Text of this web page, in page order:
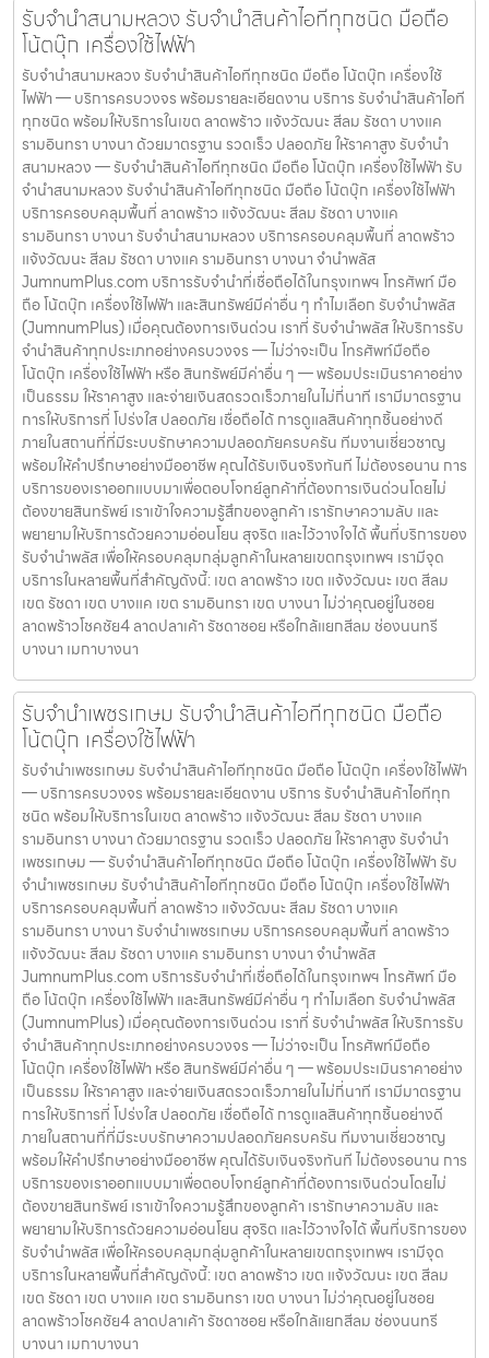
รับจำนำสนามหลวง รับจำนำสินค้าไอทีทุกชนิด มือถือ
โน้ตบุ๊ก เครื่องใช้ไฟฟ้า
รับจำนำสนามหลวง รับจำนำสินค้าไอทีทุกชนิด มือถือ โน้ตบุ๊ก เครื่องใช้
ไฟฟ้า — บริการครบวงจร พร้อมรายละเอียดงาน บริการ รับจำนำสินค้าไอที
ทุกชนิด พร้อมให้บริการในเขต ลาดพร้าว แจ้งวัฒนะ สีลม รัชดา บางแค
รามอินทรา บางนา ด้วยมาตรฐาน รวดเร็ว ปลอดภัย ให้ราคาสูง รับจำนำ
สนามหลวง — รับจำนำสินค้าไอทีทุกชนิด มือถือ โน้ตบุ๊ก เครื่องใช้ไฟฟ้า รับ
จำนำสนามหลวง รับจำนำสินค้าไอทีทุกชนิด มือถือ โน้ตบุ๊ก เครื่องใช้ไฟฟ้า
บริการครอบคลุมพื้นที่ ลาดพร้าว แจ้งวัฒนะ สีลม รัชดา บางแค
รามอินทรา บางนา รับจำนำสนามหลวง บริการครอบคลุมพื้นที่ ลาดพร้าว
แจ้งวัฒนะ สีลม รัชดา บางแค รามอินทรา บางนา จำนำพลัส
JumnumPlus.com บริการรับจำนำที่เชื่อถือได้ในกรุงเทพฯ โทรศัพท์ มือ
ถือ โน้ตบุ๊ก เครื่องใช้ไฟฟ้า และสินทรัพย์มีค่าอื่น ๆ ทำไมเลือก รับจำนำพลัส
(JumnumPlus) เมื่อคุณต้องการเงินด่วน เราที่ รับจำนำพลัส ให้บริการรับ
จำนำสินค้าทุกประเภทอย่างครบวงจร — ไม่ว่าจะเป็น โทรศัพท์มือถือ
โน้ตบุ๊ก เครื่องใช้ไฟฟ้า หรือ สินทรัพย์มีค่าอื่น ๆ — พร้อมประเมินราคาอย่าง
เป็นธรรม ให้ราคาสูง และจ่ายเงินสดรวดเร็วภายในไม่กี่นาที เรามีมาตรฐาน
การให้บริการที่ โปร่งใส ปลอดภัย เชื่อถือได้ การดูแลสินค้าทุกชิ้นอย่างดี
ภายในสถานที่ที่มีระบบรักษาความปลอดภัยครบครัน ทีมงานเชี่ยวชาญ
พร้อมให้คำปรึกษาอย่างมืออาชีพ คุณได้รับเงินจริงทันที ไม่ต้องรอนาน การ
บริการของเราออกแบบมาเพื่อตอบโจทย์ลูกค้าที่ต้องการเงินด่วนโดยไม่
ต้องขายสินทรัพย์ เราเข้าใจความรู้สึกของลูกค้า เรารักษาความลับ และ
พยายามให้บริการด้วยความอ่อนโยน สุจริต และไว้วางใจได้ พื้นที่บริการของ
รับจำนำพลัส เพื่อให้ครอบคลุมกลุ่มลูกค้าในหลายเขตกรุงเทพฯ เรามีจุด
บริการในหลายพื้นที่สำคัญดังนี้: เขต ลาดพร้าว เขต แจ้งวัฒนะ เขต สีลม
เขต รัชดา เขต บางแค เขต รามอินทรา เขต บางนา ไม่ว่าคุณอยู่ในซอย
ลาดพร้าวโชคชัย4 ลาดปลาเค้า รัชดาซอย หรือใกล้แยกสีลม ช่องนนทรี
บางนา เมกาบางนา
รับจำนำเพชรเกษม รับจำนำสินค้าไอทีทุกชนิด มือถือ
โน้ตบุ๊ก เครื่องใช้ไฟฟ้า
รับจำนำเพชรเกษม รับจำนำสินค้าไอทีทุกชนิด มือถือ โน้ตบุ๊ก เครื่องใช้ไฟฟ้า
— บริการครบวงจร พร้อมรายละเอียดงาน บริการ รับจำนำสินค้าไอทีทุก
ชนิด พร้อมให้บริการในเขต ลาดพร้าว แจ้งวัฒนะ สีลม รัชดา บางแค
รามอินทรา บางนา ด้วยมาตรฐาน รวดเร็ว ปลอดภัย ให้ราคาสูง รับจำนำ
เพชรเกษม — รับจำนำสินค้าไอทีทุกชนิด มือถือ โน้ตบุ๊ก เครื่องใช้ไฟฟ้า รับ
จำนำเพชรเกษม รับจำนำสินค้าไอทีทุกชนิด มือถือ โน้ตบุ๊ก เครื่องใช้ไฟฟ้า
บริการครอบคลุมพื้นที่ ลาดพร้าว แจ้งวัฒนะ สีลม รัชดา บางแค
รามอินทรา บางนา รับจำนำเพชรเกษม บริการครอบคลุมพื้นที่ ลาดพร้าว
แจ้งวัฒนะ สีลม รัชดา บางแค รามอินทรา บางนา จำนำพลัส
JumnumPlus.com บริการรับจำนำที่เชื่อถือได้ในกรุงเทพฯ โทรศัพท์ มือ
ถือ โน้ตบุ๊ก เครื่องใช้ไฟฟ้า และสินทรัพย์มีค่าอื่น ๆ ทำไมเลือก รับจำนำพลัส
(JumnumPlus) เมื่อคุณต้องการเงินด่วน เราที่ รับจำนำพลัส ให้บริการรับ
จำนำสินค้าทุกประเภทอย่างครบวงจร — ไม่ว่าจะเป็น โทรศัพท์มือถือ
โน้ตบุ๊ก เครื่องใช้ไฟฟ้า หรือ สินทรัพย์มีค่าอื่น ๆ — พร้อมประเมินราคาอย่าง
เป็นธรรม ให้ราคาสูง และจ่ายเงินสดรวดเร็วภายในไม่กี่นาที เรามีมาตรฐาน
การให้บริการที่ โปร่งใส ปลอดภัย เชื่อถือได้ การดูแลสินค้าทุกชิ้นอย่างดี
ภายในสถานที่ที่มีระบบรักษาความปลอดภัยครบครัน ทีมงานเชี่ยวชาญ
พร้อมให้คำปรึกษาอย่างมืออาชีพ คุณได้รับเงินจริงทันที ไม่ต้องรอนาน การ
บริการของเราออกแบบมาเพื่อตอบโจทย์ลูกค้าที่ต้องการเงินด่วนโดยไม่
ต้องขายสินทรัพย์ เราเข้าใจความรู้สึกของลูกค้า เรารักษาความลับ และ
พยายามให้บริการด้วยความอ่อนโยน สุจริต และไว้วางใจได้ พื้นที่บริการของ
รับจำนำพลัส เพื่อให้ครอบคลุมกลุ่มลูกค้าในหลายเขตกรุงเทพฯ เรามีจุด
บริการในหลายพื้นที่สำคัญดังนี้: เขต ลาดพร้าว เขต แจ้งวัฒนะ เขต สีลม
เขต รัชดา เขต บางแค เขต รามอินทรา เขต บางนา ไม่ว่าคุณอยู่ในซอย
ลาดพร้าวโชคชัย4 ลาดปลาเค้า รัชดาซอย หรือใกล้แยกสีลม ช่องนนทรี
บางนา เมกาบางนา